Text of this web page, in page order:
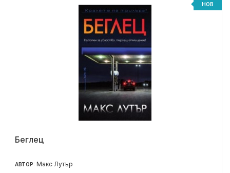
НОВ
Беглец
АВТОР: Макс Лутър